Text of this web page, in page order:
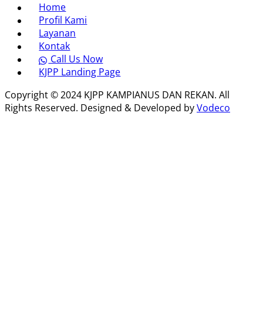
Home
Profil Kami
Layanan
Kontak
Call Us Now
KJPP Landing Page
Copyright © 2024 KJPP KAMPIANUS DAN REKAN. All
Rights Reserved. Designed & Developed byVodeco